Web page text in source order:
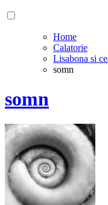
Home
Calatorie
Lisabona si
somn
somn